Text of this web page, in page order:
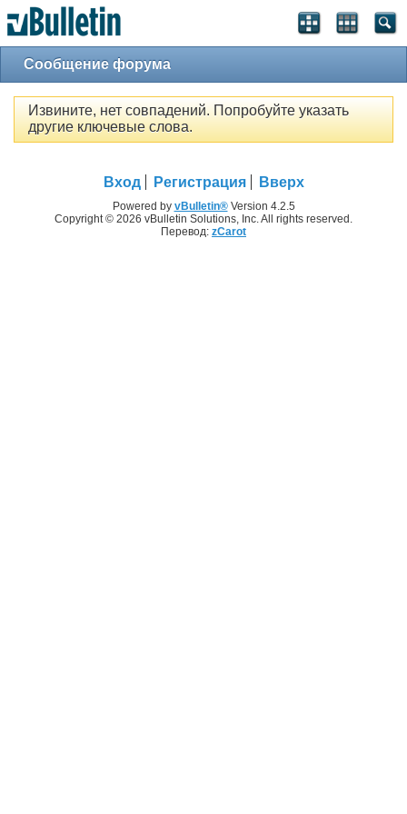
Сообщение форума
Извините, нет совпадений. Попробуйте указать
другие ключевые слова.
Вход Регистрация Вверх
Powered by vBulletin®Version 4.2.5
Copyright © 2026 vBulletin Solutions, Inc. All rights reserved.
Перевод: zCarot